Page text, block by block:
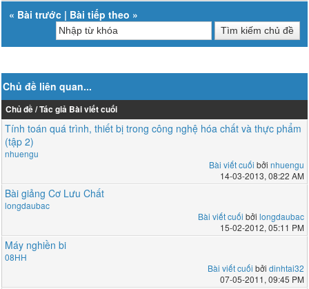
« Bài trước | Bài tiếp theo »
Chủ đề liên quan...
Chủ đề / Tác giả Bài viết cuối
Tính toán quá trình, thiết bị trong công nghệ hóa chất và thực phẩm
(tập 2)
nhuengu
Bài viết cuối bởi nhuengu
14-03-2013, 08:22 AM
Bài giảng Cơ Lưu Chất
longdaubac
Bài viết cuối bởi longdaubac
15-02-2012, 05:11 PM
Máy nghiền bi
08HH
Bài viết cuối bởi dinhtai32
07-05-2011, 09:45 PM